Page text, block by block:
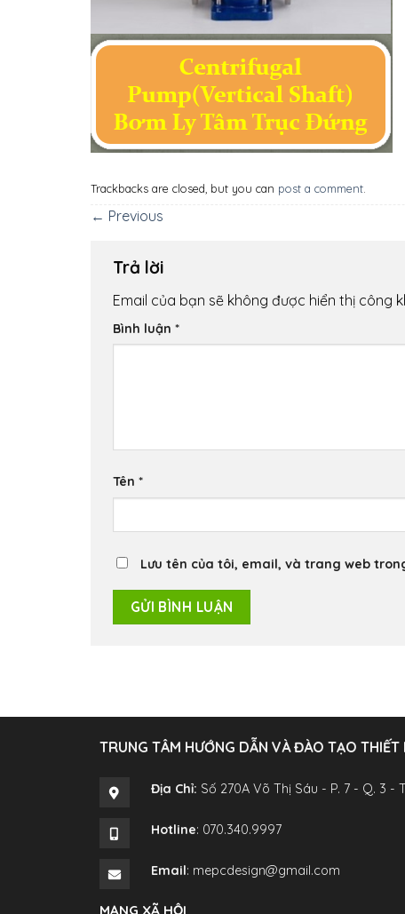
Trackbacks are closed, but you can post a comment.
← Previous
Trả lời
Email của bạn sẽ không được hiển thị công
Bình luận *
Tên *
Lưu tên của tôi, email, và trang web
TRUNG TÂM HƯỚNG DẪN VÀ ĐÀO TẠO THIẾT
Địa Chỉ: Số 270A Võ Thị Sáu - P. 7 - Q. 3 -
Hotline: 070.340.9997
Email: mepcdesign@gmail.com
MẠNG XÃ HỘI